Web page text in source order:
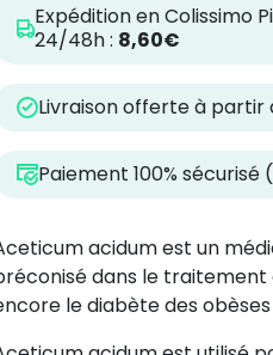
Expédition en Colissimo
24/48h : 8,60€
Livraison offerte à partir
Paiement 100% sécurisé
acidum est un
dans le traitement
le diabète des